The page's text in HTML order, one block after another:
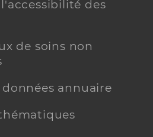
des
de soins non
annuaire